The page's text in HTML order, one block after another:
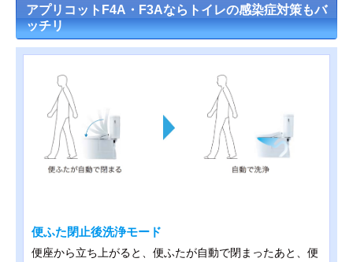
アプリコットF4A・F3Aならトイレの感染症対策もバ
ッチリ
便ふた閉止後洗浄モード
便座から立ち上がると、便ふたが自動で閉まったあと、便